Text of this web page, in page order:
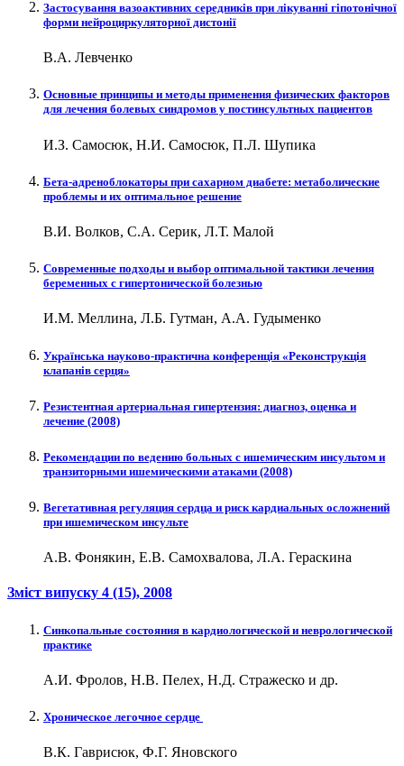
Застосування вазоактивних середників при лікуванні гіпотонічної
форми нейроциркуляторної дистонії
В.А. Левченко
Основные принципы и методы применения физических факторов
для лечения болевых синдромов у постинсультных пациентов
И.З. Самосюк, Н.И. Самосюк, П.Л. Шупика
Бета-адреноблокаторы при сахарном диабете: метаболические
проблемы и их оптимальное решение
В.И. Волков, С.А. Серик, Л.Т. Малой
Современные подходы и выбор оптимальной тактики лечения
беременных с гипертонической болезнью
И.М. Меллина, Л.Б. Гутман, А.А. Гудыменко
Українська науково-практична конференція «Реконструкція
клапанів серця»
Резистентная артериальная гипертензия: диагноз, оценка и
лечение (2008)
Рекомендации по ведению больных с ишемическим инсультом и
транзиторными ишемическими атаками (2008)
Вегетативная регуляция сердца и риск кардиальных осложнений
при ишемическом инсульте
А.В. Фонякин, Е.В. Самохвалова, Л.А. Гераскина
Зміст випуску 4 (15), 2008
Синкопальные состояния в кардиологической и неврологической
практике
А.И. Фролов, Н.В. Пелех, Н.Д. Стражеско и др.
Хроническое легочное сердце
В.К. Гаврисюк, Ф.Г. Яновского